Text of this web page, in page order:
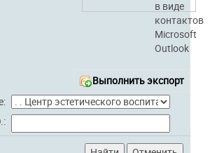
в виде
контактов
Microsoft
Outlook
Выполнить экспорт